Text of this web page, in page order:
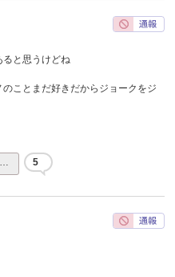
ると思うけどね
ことまだ好きだからジョークをジ
… 5